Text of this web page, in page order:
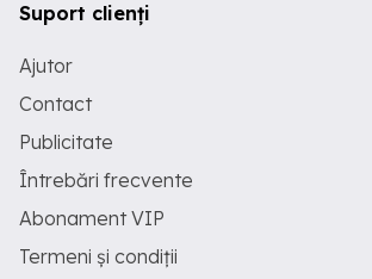
Suport clienți
Ajutor
Contact
Publicitate
Întrebări frecvente
Abonament VIP
Termeni și condiții